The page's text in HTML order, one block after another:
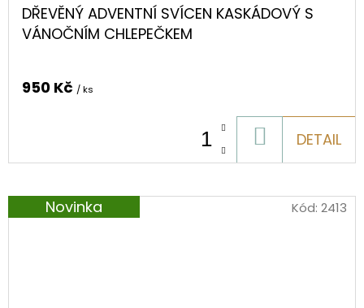
DŘEVĚNÝ ADVENTNÍ SVÍCEN KASKÁDOVÝ S
VÁNOČNÍM CHLEPEČKEM
950 Kč / ks
KOŠÍKU
DETAIL
Novinka Kód: 2413